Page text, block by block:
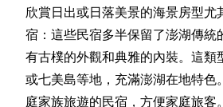
欣賞日出或日落美景的海景房型尤
宿：這些民宿多半保留了澎湖傳統
有古樸的外觀和典雅的內裝。這類
或七美島等地，充滿澎湖在地特色
庭家族旅遊的民宿，方便家庭旅客